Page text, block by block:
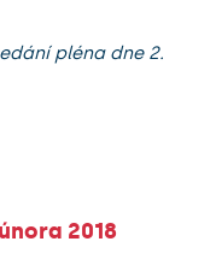
pléna dne 2.
2018